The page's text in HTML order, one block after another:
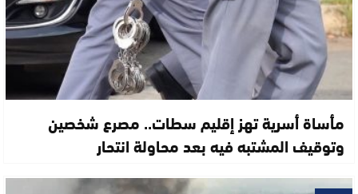
مأساة أسرية تهز إقليم سطات.. مصرع شخصين
وتوقيف المشتبه فيه بعد محاولة انتحار